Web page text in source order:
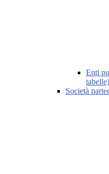
Enti
tabelle)
Società